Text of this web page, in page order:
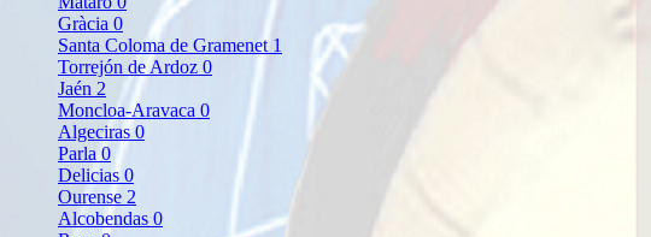
Gràcia 0
Santa Coloma de Gramenet 1
Torrejón de Ardoz 0
Jaén 2
Moncloa-Aravaca 0
Algeciras 0
Parla 0
Delicias 0
Ourense 2
Alcobendas 0